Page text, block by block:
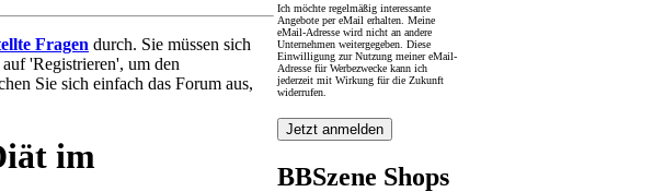
Fragen durch. Sie müssen sich
'Registrieren', um den
Sie sich einfach das Forum aus,
im
Ich möchte regelmäßig interessante
Angebote per eMail erhalten. Meine
eMail-Adresse wird nicht an andere
Unternehmen weitergegeben. Diese
Einwilligung zur Nutzung meiner eMail-
Adresse für Werbezwecke kann ich
jederzeit mit Wirkung für die Zukunft
widerrufen.
BBSzene Shops